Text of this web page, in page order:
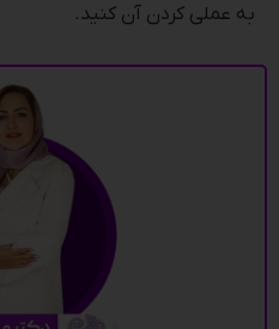
به عملی کردن آن کنید.